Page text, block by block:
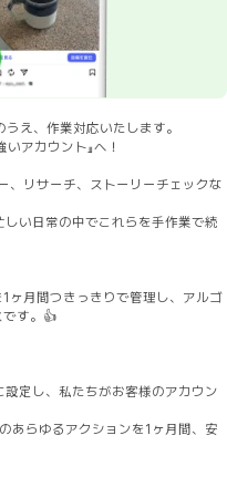
え、作業対応いたします。
アカウント』へ！
、リサーチ、ストーリーチェックな
い日常の中でこれらを手作業で続
1ヶ月間つきっきりで管理し、アルゴ
です。👍
定し、私たちがお客様のアカウン
らゆるアクションを1ヶ月間、安